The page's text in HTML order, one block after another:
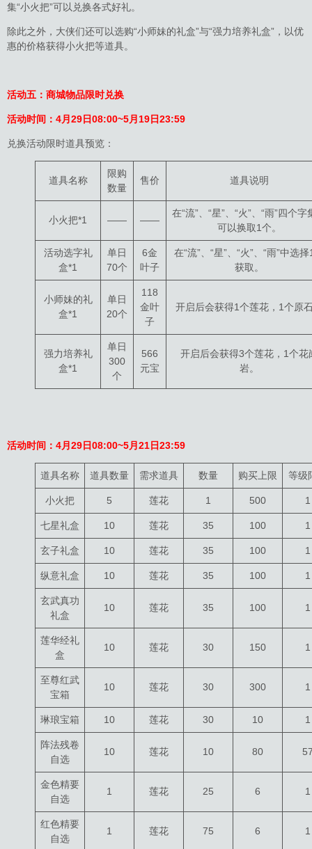
集“小火把”可以兑换各式好礼。
除此之外，大侠们还可以选购“小师妹的礼盒”与“强力培养礼盒”，以优
惠的价格获得小火把等道具。
活动五：商城物品限时兑换
活动时间： 4月29日08:00~5月19日23:59
兑换活动限时道具预览：
道具名称
限购
数量
售价 道具说明
小火把*1 —— ——
在“流”、“星”、“火”、“雨”四个字
可以换取1个。
活动选字礼
盒*1
单日
70个
6金
叶子
在“流”、“星”、“火”、“雨”中选
获取。
小师妹的礼
盒*1
单日
20个
118
金叶
子
开启后会获得1个莲花，1个原
强力培养礼
盒*1
单日
300
个
566
元宝
开启后会获得3个莲花，1个花
岩。
活动时间： 4月29日08:00~5月21日23:59
道具名称 道具数量 需求道具 数量 购买上限 等级
小火把 5 莲花 1 500 1
七星礼盒 10 莲花 35 100 1
玄子礼盒 10 莲花 35 100 1
纵意礼盒 10 莲花 35 100 1
玄武真功
礼盒
10 莲花 35 100 1
莲华经礼
盒
10 莲花 30 150 1
至尊红武
宝箱
10 莲花 30 300 1
琳琅宝箱 10 莲花 30 10 1
阵法残卷
自选
10 莲花 10 80
金色精要
自选
1 莲花 25 6 1
红色精要
自选
1 莲花 75 6 1